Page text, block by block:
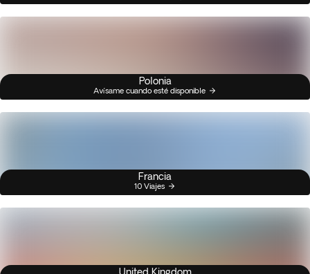
Polonia
Avísame cuando esté disponible
Francia
10 Viajes